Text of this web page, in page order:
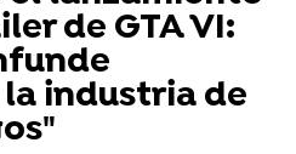
de GTA VI:
industria de